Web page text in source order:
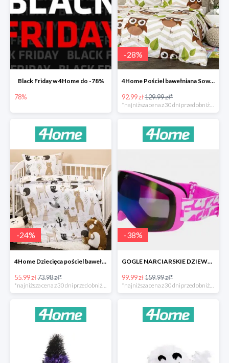
Black Friday w 4Home do -78%
78%
-28%
4Home Pościel bawełniana Sowy -28%
92.99 zł129.99 zł*
-24%
4Home Dziecięca pościel bawełniana do łóżeczka Nordic Friends -24%
55.99 zł73.98 zł*
-38%
GOGLE NARCIARSKIE DZIEWCZĘCE -37%
99.99 zł159.99 zł*